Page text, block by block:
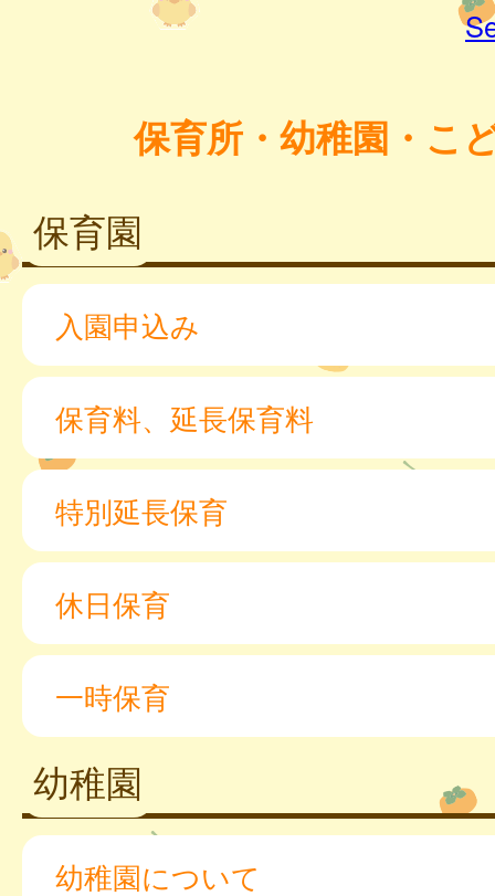
保育所・幼稚園・こ
保育園
入園申込み
保育料、延長保育料
特別延長保育
休日保育
一時保育
幼稚園
幼稚園について